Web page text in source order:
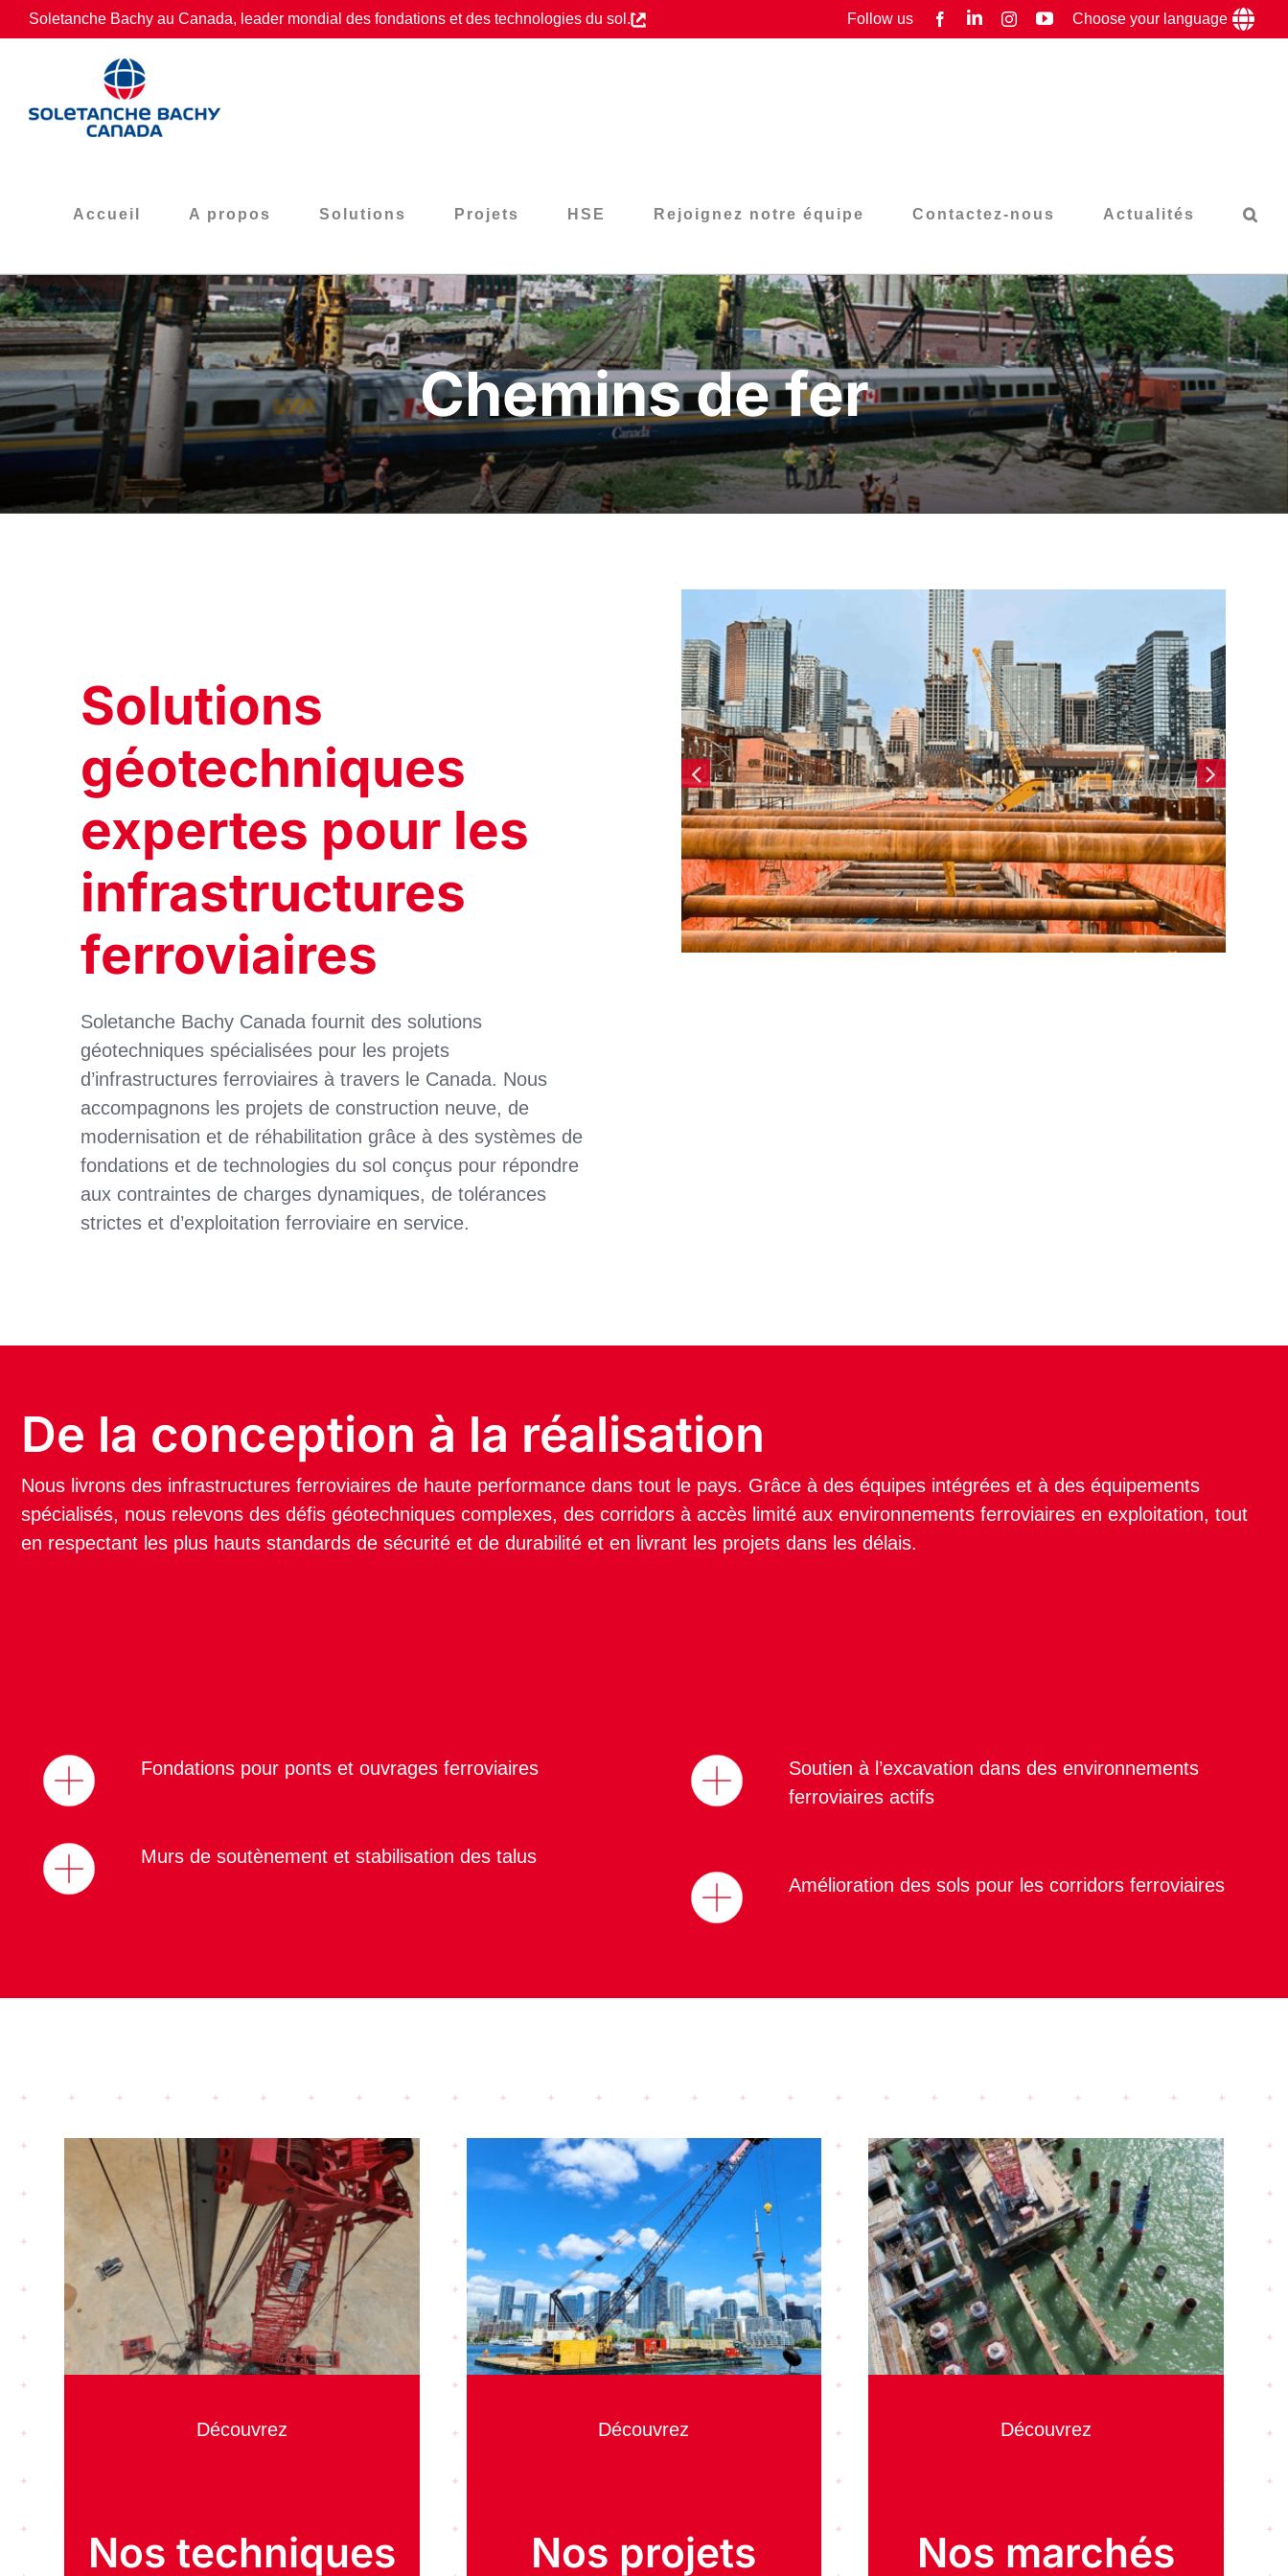
Passer
au
Soletanche Bachy au Canada, leader mondial des fondations et des technologies du sol. Follow us FacebookLinkedInInstagramYouTube
Choose your language
Accueil A propos Solutions Projets HSE Rejoignez notre équipe Contactez-nous Actualités
Chemins de fer
Solutions
géotechniques
expertes pour les
infrastructures
ferroviaires
Soletanche Bachy Canada fournit des solutions
géotechniques spécialisées pour les projets
d’infrastructures ferroviaires à travers le Canada. Nous
accompagnons les projets de construction neuve, de
modernisation et de réhabilitation grâce à des systèmes de
fondations et de technologies du sol conçus pour répondre
aux contraintes de charges dynamiques, de tolérances
strictes et d’exploitation ferroviaire en service.
De la conception à la réalisation
Nous livrons des infrastructures ferroviaires de haute performance dans tout le pays. Grâce à des équipes intégrées et à des équipements
spécialisés, nous relevons des défis géotechniques complexes, des corridors à accès limité aux environnements ferroviaires en exploitation, tout
en respectant les plus hauts standards de sécurité et de durabilité et en livrant les projets dans les délais.
Fondations pour ponts et ouvrages ferroviaires
Murs de soutènement et stabilisation des talus
Soutien à l’excavation dans des environnements
ferroviaires actifs
Amélioration des sols pour les corridors ferroviaires
Découvrez
Nos techniques
Découvrez
Nos projets
Découvrez
Nos marchés